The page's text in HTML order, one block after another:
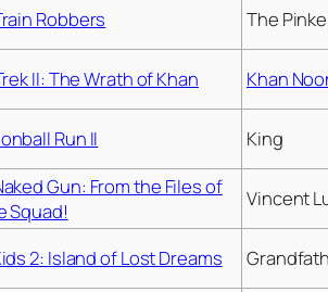
Robbers
The
II: The Wrath of Khan
Khan
Run II
King
Gun: From the Files of
Squad!
Vincent
2: Island of Lost Dreams